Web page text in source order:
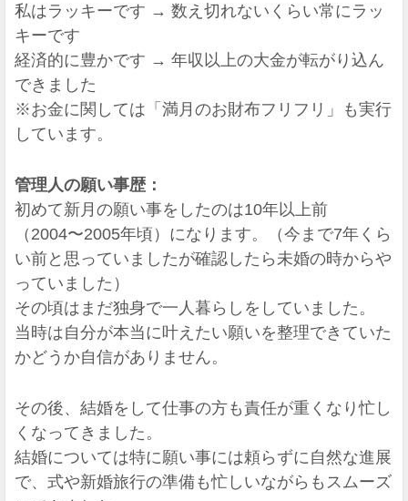
私はラッキーです → 数え切れないくらい常にラッ
キーです
経済的に豊かです → 年収以上の大金が転がり込ん
できました
※お金に関しては「満月のお財布フリフリ」も実行
しています。
管理人の願い事歴：
初めて新月の願い事をしたのは10年以上前
（2004〜2005年頃）になります。（今まで7年くら
い前と思っていましたが確認したら未婚の時からや
っていました）
その頃はまだ独身で一人暮らしをしていました。
当時は自分が本当に叶えたい願いを整理できていた
かどうか自信がありません。
その後、結婚をして仕事の方も責任が重くなり忙し
くなってきました。
結婚については特に願い事には頼らずに自然な進展
で、式や新婚旅行の準備も忙しいながらもスムーズ